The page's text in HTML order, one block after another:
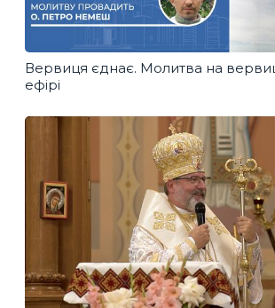
Вервиця єднає. Молитва на
ефірі